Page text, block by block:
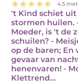
4.5
't Kind schiet uit
stormen huilen.
Moeder, is 't de
schuilen? -
op de baren; En
gevaar van
henenvaren! -
Klettrend…